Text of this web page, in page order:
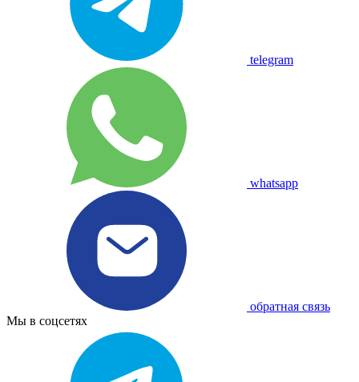
telegram
whatsapp
обратная связь
Мы в соцсетях